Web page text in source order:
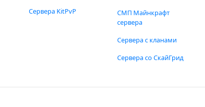
Сервера KitPvP
СМП Майнкрафт
сервера
Сервера с кланами
Сервера со СкайГрид